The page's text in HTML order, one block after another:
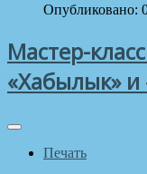
Опубликовано:
Мастер-
«Хабылык» и
Печать